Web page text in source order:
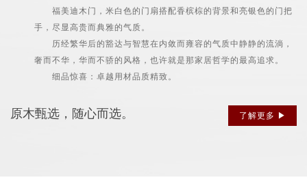
福美迪木门，米白色的门扇搭配香槟棕的背景和亮银色的门把
手，尽显高贵而典雅的气质。
历经繁华后的豁达与智慧在内敛而雍容的气质中静静的流淌，
奢而不华，华而不骄的风格，也许就是那家居哲学的最高追求。
细品惊喜：卓越用材品质精致。
了解更多 ▶
原木甄选，随心而选。